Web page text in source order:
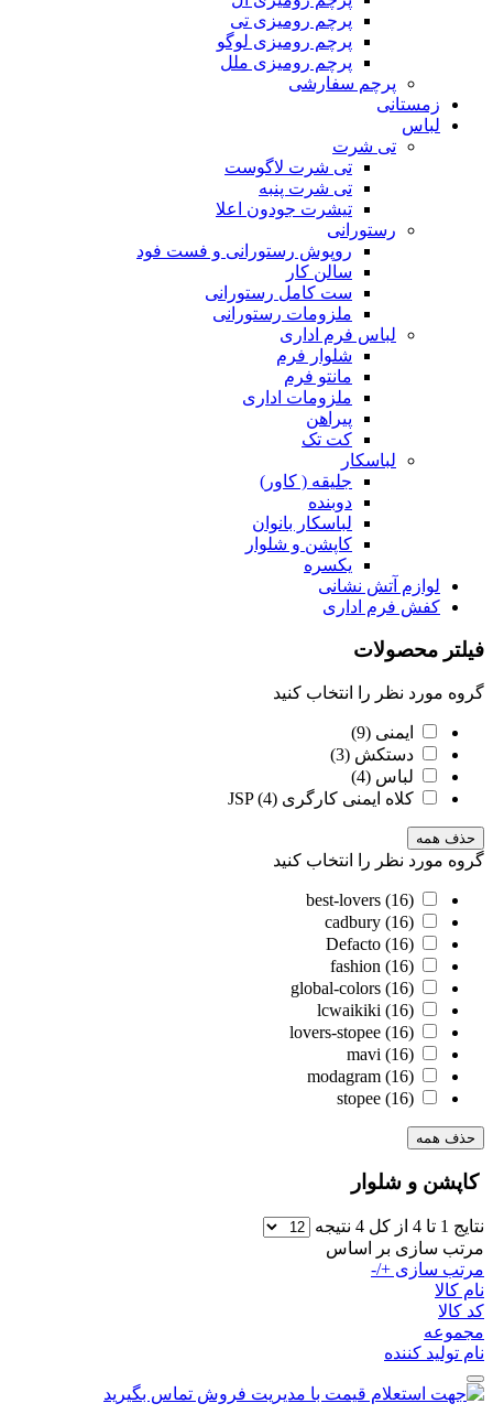
پرچم رومیزی تی
پرچم رومیزی لوگو
پرچم رومیزی ملل
پرچم سفارشی
زمستانی
لباس
تی شرت
تی شرت لاگوست
تی شرت پنبه
تیشرت جودون اعلا
رستورانی
روپوش رستورانی و فست فود
سالن کار
ست کامل رستورانی
ملزومات رستورانی
لباس فرم اداری
شلوار فرم
مانتو فرم
ملزومات اداری
پیراهن
کت تک
لباسکار
جلیقه ( کاور)
دوبنده
لباسکار بانوان
کاپشن و شلوار
یکسره
لوازم آتش نشانی
کفش فرم اداری
فیلتر محصولات
گروه مورد نظر را انتخاب کنید
ایمنی (9)
دستکش (3)
لباس (4)
کلاه ایمنی کارگری JSP (4)
حذف همه
گروه مورد نظر را انتخاب کنید
best-lovers (16)
cadbury (16)
Defacto (16)
fashion (16)
global-colors (16)
lcwaikiki (16)
lovers-stopee (16)
mavi (16)
modagram (16)
stopee (16)
حذف همه
کاپشن و شلوار
نتایج 1 تا 4 از کل 4 نتیجه
مرتب سازی بر اساس
مرتب سازی +/-
نام کالا
کد کالا
مجموعه
نام تولید کننده